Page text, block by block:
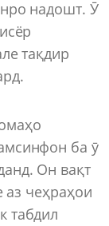
надошт. Ӯ
тақдир
ба ӯ
Он вақт
аз чеҳраҳои
табдил